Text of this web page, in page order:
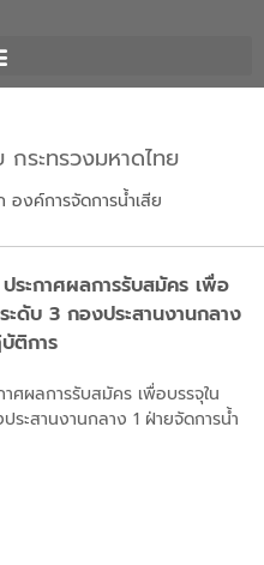
กระทรวงมหาดไทย
องค์การจัดการน้ำเสีย
ระกาศผลการรับสมัคร เพื่อ
ะดับ 3 กองประสานงานกลาง
ติการ
ศผลการรับสมัคร เพื่อบรรจุใน
ะสานงานกลาง 1 ฝ่ายจัดการน้ำ